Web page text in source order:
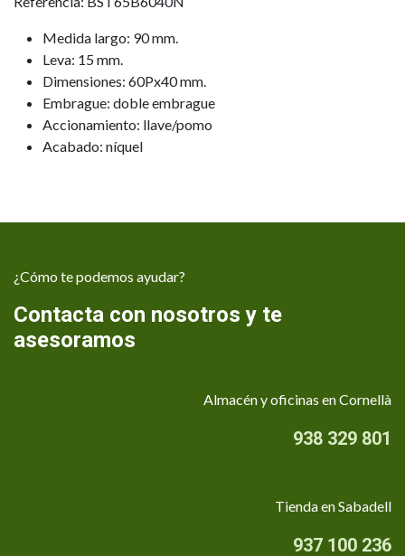
Medida largo: 90 mm.
Leva: 15 mm.
Dimensiones: 60Px40 mm.
Embrague: doble embrague
Accionamiento: llave/pomo
Acabado: níquel
¿Cómo te podemos ayudar?
Contacta con nosotros y te
asesoramos
Almacén y oficinas en Cornellà
938 329 801
Tienda en Sabadell
937 100 236